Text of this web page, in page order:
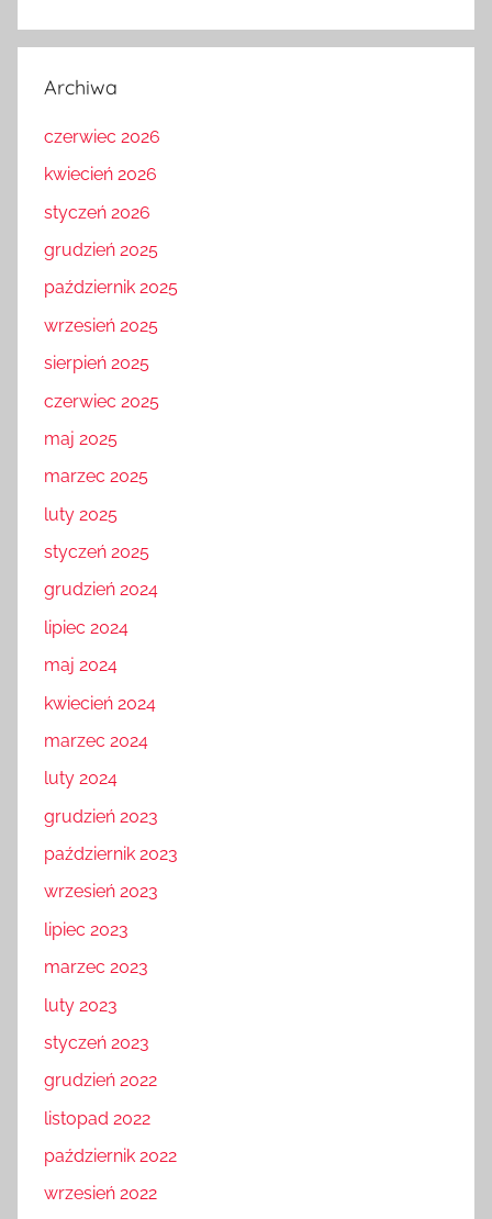
Archiwa
czerwiec 2026
kwiecień 2026
styczeń 2026
grudzień 2025
październik 2025
wrzesień 2025
sierpień 2025
czerwiec 2025
maj 2025
marzec 2025
luty 2025
styczeń 2025
grudzień 2024
lipiec 2024
maj 2024
kwiecień 2024
marzec 2024
luty 2024
grudzień 2023
październik 2023
wrzesień 2023
lipiec 2023
marzec 2023
luty 2023
styczeń 2023
grudzień 2022
listopad 2022
październik 2022
wrzesień 2022